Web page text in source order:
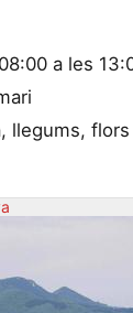
a les
llegums,